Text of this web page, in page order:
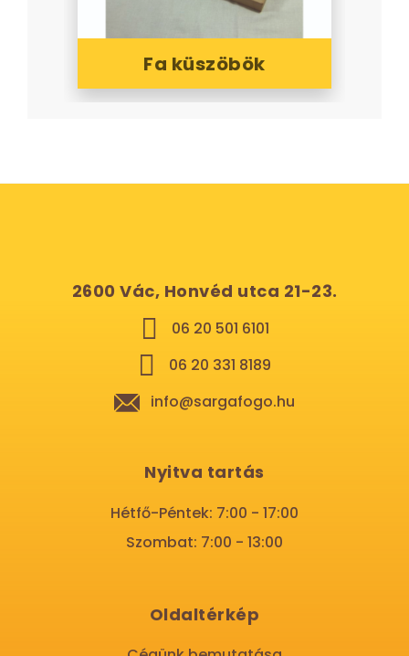
Fa küszöbök
2600 Vác, Honvéd utca 21-23.
06 20 501 6101
06 20 331 8189
info@sargafogo.hu
Nyitva tartás
Hétfő-Péntek: 7:00 - 17:00
Szombat: 7:00 - 13:00
Oldaltérkép